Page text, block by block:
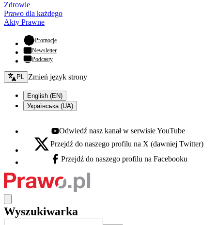
Zdrowie
Prawo dla każdego
Akty Prawne
Promocje- otwiera się w nowej karcie
Newsletter
Podcasty
Zmień język - bieżący:
PL Zmień język strony
English (EN)
Українська (UA)
Youtube - otwiera się w nowej karcie
Odwiedź nasz kanał w serwisie YouTube
X - otwiera się w nowej karcie
Przejdź do naszego profilu na X (dawniej Twitter)
Facebook - otwiera się w nowej karcie
Przejdź do naszego profilu na Facebooku
Wyszukiwarka